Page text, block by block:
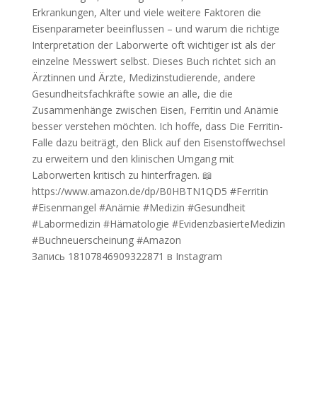
Запись 18107846909322871 в Instagram